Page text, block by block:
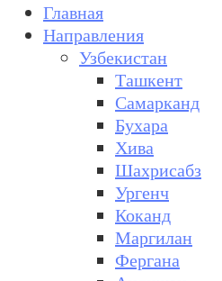
Главная
Направления
Узбекистан
Ташкент
Самарканд
Бухара
Хива
Шахрисабз
Ургенч
Коканд
Маргилан
Фергана